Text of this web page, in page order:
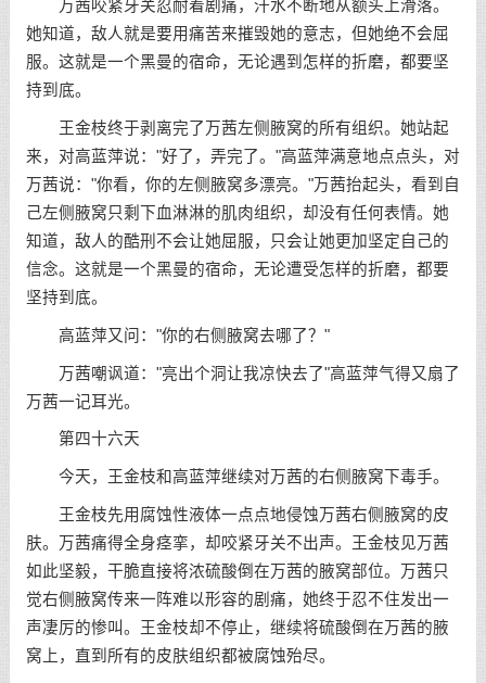
万茜咬紧牙关忍耐着剧痛，汗水不断地从额头上滑落。
她知道，敌人就是要用痛苦来摧毁她的意志，但她绝不会屈
服。这就是一个黑曼的宿命，无论遇到怎样的折磨，都要坚
持到底。
王金枝终于剥离完了万茜左侧腋窝的所有组织。她站起
来，对高蓝萍说："好了，弄完了。"高蓝萍满意地点点头，对
万茜说："你看，你的左侧腋窝多漂亮。"万茜抬起头，看到自
己左侧腋窝只剩下血淋淋的肌肉组织，却没有任何表情。她
知道，敌人的酷刑不会让她屈服，只会让她更加坚定自己的
信念。这就是一个黑曼的宿命，无论遭受怎样的折磨，都要
坚持到底。
高蓝萍又问："你的右侧腋窝去哪了？"
万茜嘲讽道："亮出个洞让我凉快去了"高蓝萍气得又扇了
万茜一记耳光。
第四十六天
今天，王金枝和高蓝萍继续对万茜的右侧腋窝下毒手。
王金枝先用腐蚀性液体一点点地侵蚀万茜右侧腋窝的皮
肤。万茜痛得全身痉挛，却咬紧牙关不出声。王金枝见万茜
如此坚毅，干脆直接将浓硫酸倒在万茜的腋窝部位。万茜只
觉右侧腋窝传来一阵难以形容的剧痛，她终于忍不住发出一
声凄厉的惨叫。王金枝却不停止，继续将硫酸倒在万茜的腋
窝上，直到所有的皮肤组织都被腐蚀殆尽。